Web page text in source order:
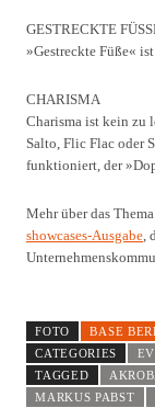
GESTRECKTE
»Gestreckte Füße«
CHARISMA
Charisma ist kein zu
Salto, Flic Flac oder
funktioniert, der
Mehr über das
showcases-Ausgabe
FOTO
BASE
CATEGORIES
TAGGED
MARKUS PABST